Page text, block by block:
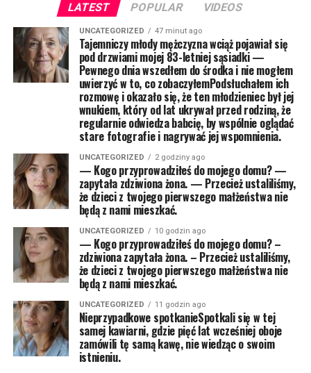
LATEST POPULAR VIDEOS
UNCATEGORIZED 47 minut ago
Tajemniczy młody mężczyzna wciąż pojawiał się
pod drzwiami mojej 83-letniej sąsiadki —
Pewnego dnia wszedłem do środka i nie mogłem
uwierzyć w to, co zobaczyłemPodsłuchałem ich
rozmowę i okazało się, że ten młodzieniec był jej
wnukiem, który od lat ukrywał przed rodziną, że
regularnie odwiedza babcię, by wspólnie oglądać
stare fotografie i nagrywać jej wspomnienia.
UNCATEGORIZED 2 godziny ago
— Kogo przyprowadziłeś do mojego domu? —
zapytała zdziwiona żona. — Przecież ustaliliśmy,
że dzieci z twojego pierwszego małżeństwa nie
będą z nami mieszkać.
UNCATEGORIZED 10 godzin ago
— Kogo przyprowadziłeś do mojego domu? –
zdziwiona zapytała żona. – Przecież ustaliliśmy,
że dzieci z twojego pierwszego małżeństwa nie
będą z nami mieszkać.
UNCATEGORIZED 11 godzin ago
Nieprzypadkowe spotkanieSpotkali się w tej
samej kawiarni, gdzie pięć lat wcześniej oboje
zamówili tę samą kawę, nie wiedząc o swoim
istnieniu.